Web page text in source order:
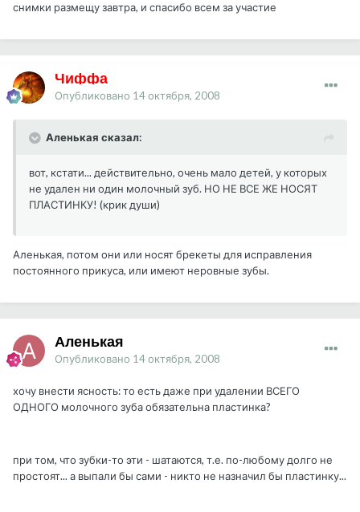
снимки размещу завтра, и спасибо всем за участие
Чиффа
Опубликовано 14 октября, 2008
Аленькая сказал:
вот, кстати... действительно, очень мало детей, у которых
не удален ни один молочный зуб. НО НЕ ВСЕ ЖЕ НОСЯТ
ПЛАСТИНКУ! (крик души)
Аленькая, потом они или носят брекеты для исправления
постоянного прикуса, или имеют неровные зубы.
Аленькая
Опубликовано 14 октября, 2008
хочу внести ясность: то есть даже при удалении ВСЕГО
ОДНОГО молочного зуба обязательна пластинка?
при том, что зубки-то эти - шатаются, т.е. по-любому долго не
простоят... а выпали бы сами - никто не назначил бы пластинку...